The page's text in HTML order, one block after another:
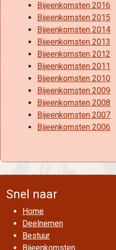
Bijeenkomsten 2016
Bijeenkomsten 2015
Bijeenkomsten 2014
Bijeenkomsten 2013
Bijeenkomsten 2012
Bijeenkomsten 2011
Bijeenkomsten 2010
Bijeenkomsten 2009
Bijeenkomsten 2008
Bijeenkomsten 2007
Bijeenkomsten 2006
Snel naar
Home
Deelnemen
Bestuur
Bijeenkomsten